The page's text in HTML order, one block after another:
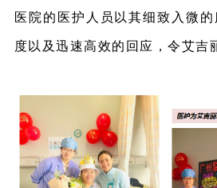
医院的医护人员以其细致入微
度以及迅速高效的回应，令艾吉